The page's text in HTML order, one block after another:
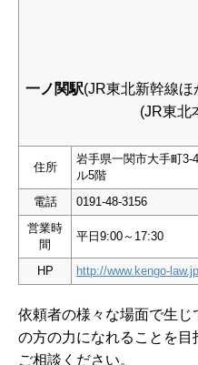
一ノ関駅(JR東北新幹線
(JR東北
住所
岩手県一関市大手町3-
ル5階
電話
0191-48-3156
営業時
間
平日9:00～17:30
HP http://www.kengo-
依頼者の様々な場面で生じ
の方の力になれることを
ご相談ください。